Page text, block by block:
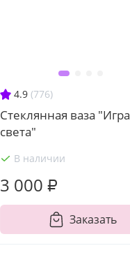
4.9 (776)
Стеклянная ваза "Игра
света"
В наличии
3 000 ₽
Заказать